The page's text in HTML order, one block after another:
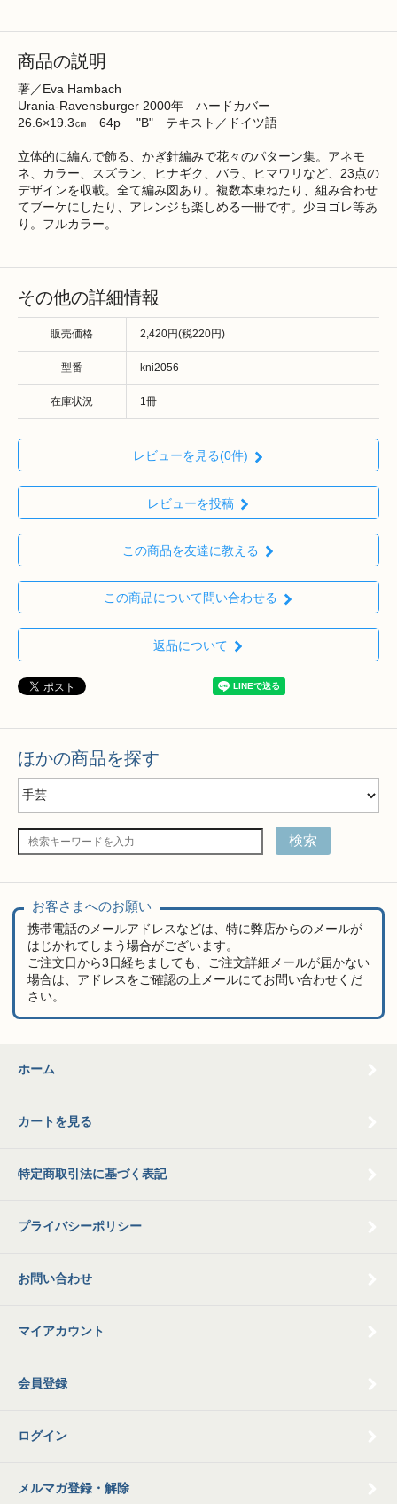
商品の説明
著／Eva Hambach
Urania-Ravensburger 2000年 ハードカバー
26.6×19.3㎝ 64p "B" テキスト／ドイツ語
立体的に編んで飾る、かぎ針編みで花々のパターン集。アネモ
ネ、カラー、スズラン、ヒナギク、バラ、ヒマワリなど、23点の
デザインを収載。全て編み図あり。複数本束ねたり、組み合わせ
てブーケにしたり、アレンジも楽しめる一冊です。少ヨゴレ等あ
り。フルカラー。
その他の詳細情報
販売価格 2,420円(税220円)
型番 kni2056
在庫状況 1冊
レビューを見る(0件)
レビューを投稿
この商品を友達に教える
この商品について問い合わせる
返品について
ほかの商品を探す
検索
お客さまへのお願い
携帯電話のメールアドレスなどは、特に弊店からのメールが
はじかれてしまう場合がございます。
ご注文日から3日経ちましても、ご注文詳細メールが届かない
場合は、アドレスをご確認の上メールにてお問い合わせくだ
さい。
ホーム
カートを見る
特定商取引法に基づく表記
プライバシーポリシー
お問い合わせ
マイアカウント
会員登録
ログイン
メルマガ登録・解除